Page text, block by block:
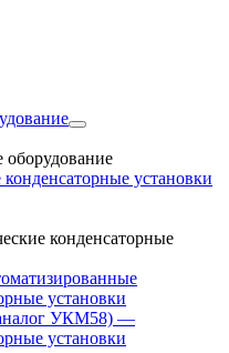
установки
конденсаторные
установки
УКМ58) —
установки